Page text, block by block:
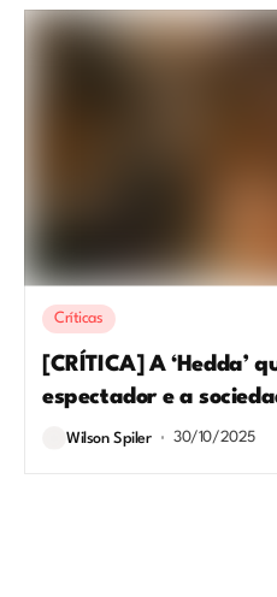
Críticas
[CRÍTICA] A ‘Hedda’
espectador e a
Wilson Spiler 30/10/2025